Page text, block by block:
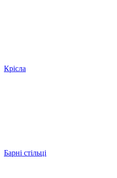
Крісла
Барні стільці